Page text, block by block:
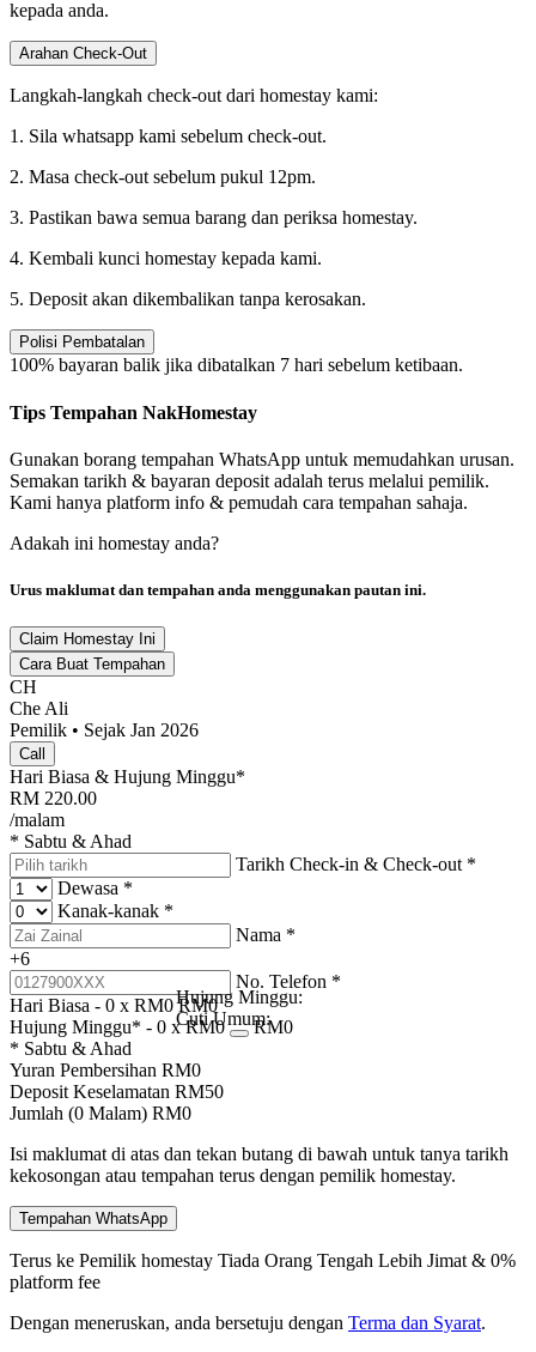
kepada anda.
Arahan Check-Out
Langkah-langkah check-out dari homestay kami:
1. Sila whatsapp kami sebelum check-out.
2. Masa check-out sebelum pukul 12pm.
3. Pastikan bawa semua barang dan periksa homestay.
4. Kembali kunci homestay kepada kami.
5. Deposit akan dikembalikan tanpa kerosakan.
Polisi Pembatalan
100% bayaran balik jika dibatalkan 7 hari sebelum ketibaan.
Tips Tempahan NakHomestay
Gunakan borang tempahan WhatsApp untuk memudahkan urusan.
Semakan tarikh & bayaran deposit adalah terus melalui pemilik.
Kami hanya platform info & pemudah cara tempahan sahaja.
Adakah ini homestay anda?
Urus maklumat dan tempahan anda menggunakan pautan ini.
Claim Homestay Ini
Cara Buat Tempahan
CH
Che Ali
Pemilik • Sejak Jan 2026
Call
Hari Biasa & Hujung Minggu*
RM 220.00
/malam
* Sabtu & Ahad
Tarikh Check-in & Check-out *
Dewasa *
Kanak-kanak *
Nama *
+6
No. Telefon *
Hari Biasa - 0 x RM0 RM0
Hujung Minggu* - 0 x RM0
Hujung Minggu:
Cuti Umum:RM0
* Sabtu & Ahad
Yuran Pembersihan RM0
Deposit Keselamatan RM50
Jumlah (0 Malam) RM0
Isi maklumat di atas dan tekan butang di bawah untuk tanya tarikh
kekosongan atau tempahan terus dengan pemilik homestay.
Tempahan WhatsApp
Terus ke Pemilik homestay Tiada Orang Tengah Lebih Jimat & 0%
platform fee
Dengan meneruskan, anda bersetuju dengan Terma dan Syarat.